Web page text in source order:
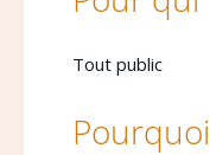
Tout public
Pourquoi